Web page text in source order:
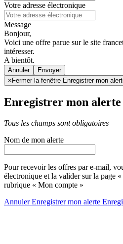
Votre adresse électronique
Message
Bonjour,
Voici une offre parue sur le site
intéresser.
A bientôt.
Annuler
× Fermer la fenêtre Enregistrer mon
Enregistrer mon alerte
Tous les champs sont obligatoires
Nom de mon alerte
Pour recevoir les offres par e-mail,
électronique et la valider sur la page «
rubrique « Mon compte »
AnnulerEnregistrer mon alerte